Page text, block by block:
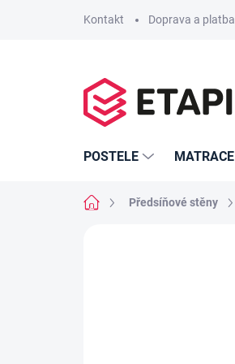
Kontakt Doprava a platba
POSTELE MATRACE
Domů Předsíňové stěny